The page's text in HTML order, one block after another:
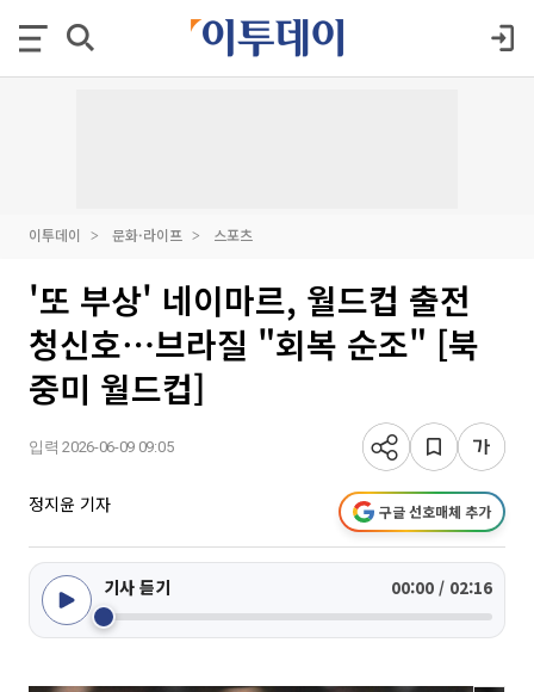
이투데이 문화·라이프 스포츠
'또 부상' 네이마르, 월드컵 출전
청신호⋯브라질 "회복 순조" [북
중미 월드컵]
입력 2026-06-09 09:05
정지윤 기자 구글 선호매체 추가
기사 듣기 00:00 / 02:16